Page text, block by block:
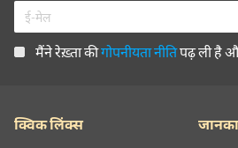
मैंने रेख़्ता कीगोपनीयता नीतिपढ़ ली है
क्विक लिंक्स